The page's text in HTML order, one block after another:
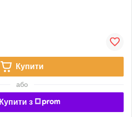
Купити
або
Купити з